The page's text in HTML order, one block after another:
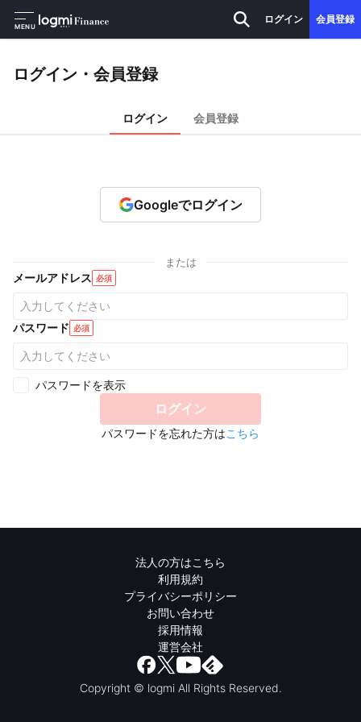
MENU
ログイン 会員登録
ログイン・会員登録
ログイン 会員登録
Googleでログイン
または
メールアドレス 必須
パスワード 必須
パスワードを表示
ログイン
パスワードを忘れた方はこちら
法人の方はこちら
利用規約
プライバシーポリシー
お問い合わせ
採用情報
運営会社
Copyright © logmi All Rights Reserved.